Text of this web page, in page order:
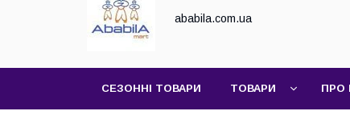
ababila.com.ua
СЕЗОННІ ТОВАРИ ТОВАРИ ПРО